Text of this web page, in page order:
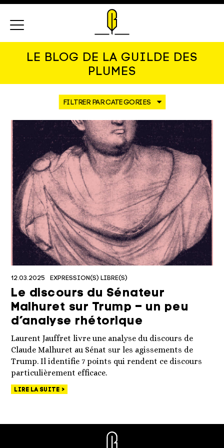
LE BLOG DE LA GUILDE DES
PLUMES
12.03.2025 EXPRESSION(S) LIBRE(S)
Le discours du Sénateur
Malhuret sur Trump – un peu
d’analyse rhétorique
Laurent Jauffret livre une analyse du discours de
Claude Malhuret au Sénat sur les agissements de
Trump. Il identifie 7 points qui rendent ce discours
particulièrement efficace.
LIRE LA SUITE